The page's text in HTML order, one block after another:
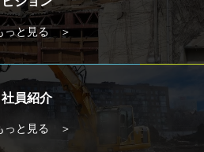
っと見る ＞
社員紹介
っと見る ＞